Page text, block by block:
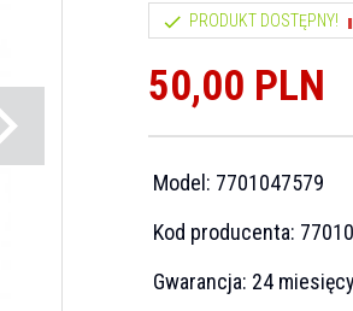
PRODUKT DOSTĘPNY!
50,00 PLN
Model: 7701047579
Kod producenta:
Gwarancja: 24 miesięcy